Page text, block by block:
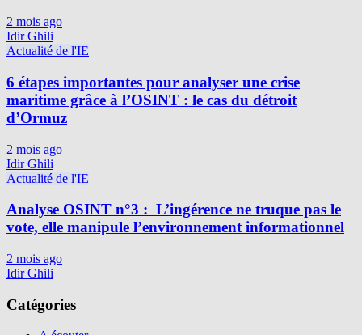
2 mois ago
Idir Ghili
Actualité de l'IE
6 étapes importantes pour analyser une crise
maritime grâce à l’OSINT : le cas du détroit
d’Ormuz
2 mois ago
Idir Ghili
Actualité de l'IE
Analyse OSINT n°3 : L’ingérence ne truque pas le
vote, elle manipule l’environnement informationnel
2 mois ago
Idir Ghili
Catégories